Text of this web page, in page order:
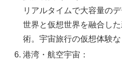
リアルタイムで大容量の
世界と仮想世界を融合し
術。宇宙旅行の仮想体験な
港湾・航空宇宙：